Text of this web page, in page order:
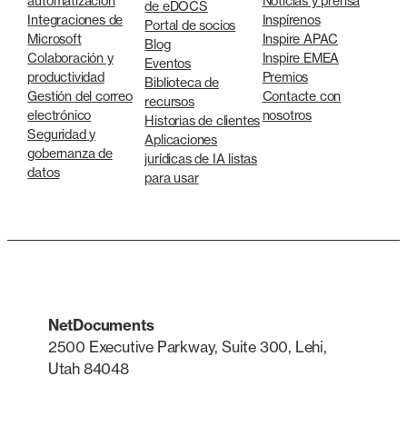
Integraciones de
Microsoft
Colaboración y
productividad
Gestión del correo
electrónico
Seguridad y
gobernanza de
datos
de eDOCS
Portal de socios
Blog
Eventos
Biblioteca de
recursos
Historias de clientes
Aplicaciones
jurídicas de IA listas
para usar
Inspírenos
Inspire APAC
Inspire EMEA
Premios
Contacte con
nosotros
NetDocuments
2500 Executive Parkway, Suite 300, Lehi,
Utah 84048